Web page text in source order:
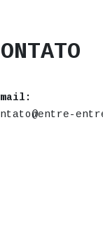
mail: